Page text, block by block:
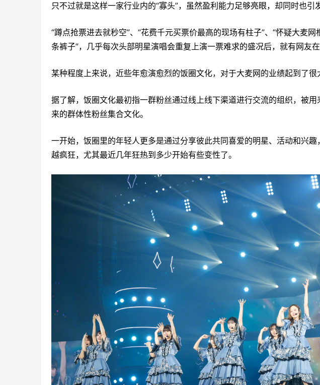
只不过就是这样一家行业内的“寡头”，虽然盈利能力足够亮眼，却同时也引
“蹲点抢票进去就秒空”、“花费千元买票价最高的现场有柱子”、“怀疑大麦
条裤子”，几乎每次头部明星演唱会重复上演一票难求的盛况后，就有网友在
某种程度上来说，近些年愈演愈烈的饭圈文化，对于大麦网的业绩起到了很
据了解，饭圈文化最初指一群粉丝通过线上线下渠道进行交流的组织，被
来的群体性粉丝集合文化。
一开始，饭圈里的年轻人更多是通过分享彼此共同喜爱的明星、活动和兴
越疯狂，尤其最近几年狂热到多少开始有些变性了。